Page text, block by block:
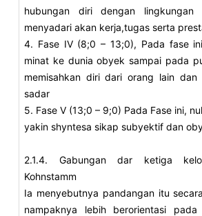
hubungan diri dengan lingkungan
menyadari akan kerja,tugas serta
4. Fase IV (8;0 – 13;0), Pada fase
minat ke dunia obyek sampai pada
memisahkan diri dari orang lain dan
sadar
5. Fase V (13;0 – 9;0) Pada Fase ini,
yakin shyntesa sikap subyektif dan
2.1.4. Gabungan dar ketiga
Kohnstamm
Ia menyebutnya pandangan itu
nampaknya lebih berorientasi pada